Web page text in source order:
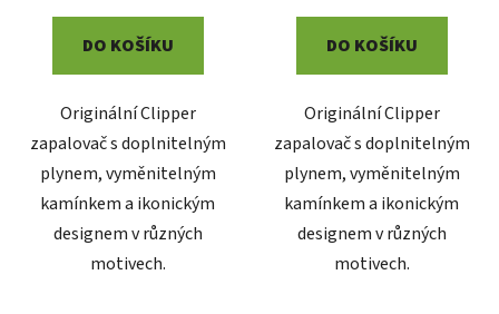
DO KOŠÍKU
Originální Clipper
zapalovač s doplnitelným
plynem, vyměnitelným
kamínkem a ikonickým
designem v různých
motivech.
DO KOŠÍKU
Originální Clipper
zapalovač s doplnitelným
plynem, vyměnitelným
kamínkem a ikonickým
designem v různých
motivech.